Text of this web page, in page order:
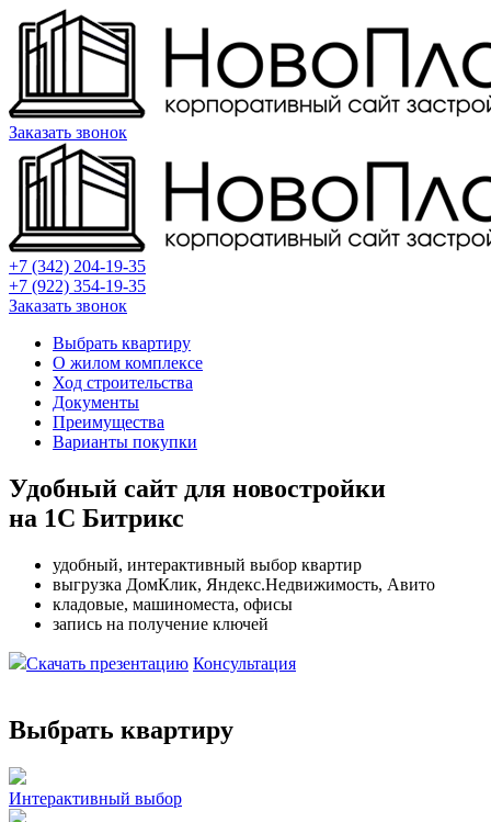
Заказать звонок
+7 (342) 204-19-35
+7 (922) 354-19-35
Заказать звонок
Выбрать квартиру
О жилом комплексе
Ход строительства
Документы
Преимущества
Варианты покупки
Удобный сайт для новостройки
на 1С Битрикс
удобный, интерактивный выбор квартир
выгрузка ДомКлик, Яндекс.Недвижимость, Авито
кладовые, машиноместа, офисы
запись на получение ключей
Скачать презентацию Консультация
Выбрать квартиру
Интерактивный выбор